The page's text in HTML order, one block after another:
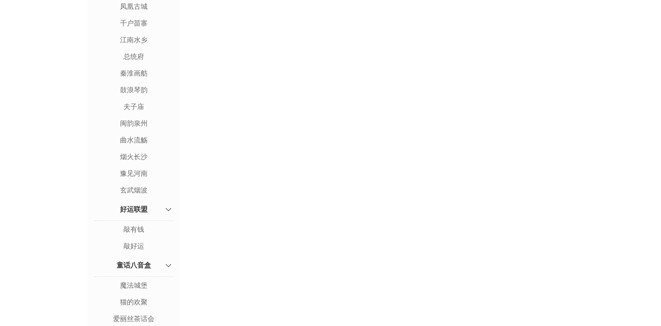
凤凰古城
千户苗寨
江南水乡
总统府
秦淮画舫
鼓浪琴韵
夫子庙
闽韵泉州
曲水流觞
烟火长沙
豫见河南
玄武烟波
好运联盟
敲有钱
敲好运
童话八音盒
魔法城堡
猫的欢聚
爱丽丝茶话会